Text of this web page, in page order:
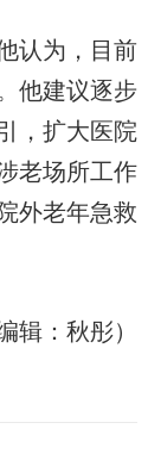
认为，目前
他建议逐步
，扩大医院
老场所工作
外老年急救
辑：秋彤）